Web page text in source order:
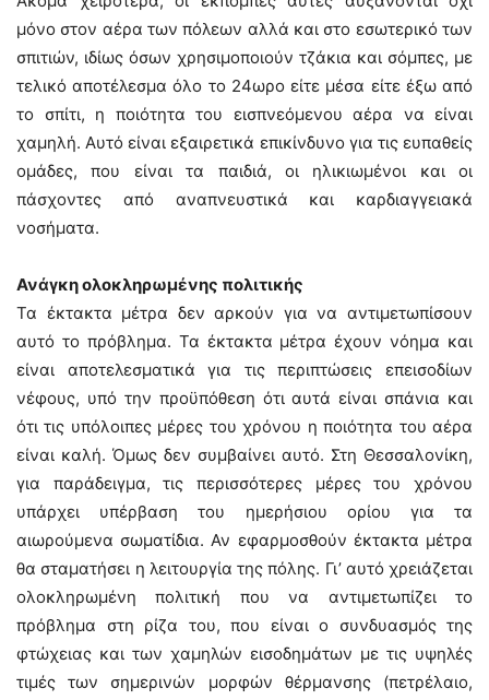
μόνο στον αέρα των πόλεων αλλά και στο εσωτερικό των
σπιτιών, ιδίως όσων χρησιμοποιούν τζάκια και σόμπες, με
τελικό αποτέλεσμα όλο το 24ωρο είτε μέσα είτε έξω από
το σπίτι, η ποιότητα του εισπνεόμενου αέρα να είναι
χαμηλή. Αυτό είναι εξαιρετικά επικίνδυνο για τις ευπαθείς
ομάδες, που είναι τα παιδιά, οι ηλικιωμένοι και οι
πάσχοντες από αναπνευστικά και καρδιαγγειακά
νοσήματα.
Ανάγκη ολοκληρωμένης πολιτικής
Τα έκτακτα μέτρα δεν αρκούν για να αντιμετωπίσουν
αυτό το πρόβλημα. Τα έκτακτα μέτρα έχουν νόημα και
είναι αποτελεσματικά για τις περιπτώσεις επεισοδίων
νέφους, υπό την προϋπόθεση ότι αυτά είναι σπάνια και
ότι τις υπόλοιπες μέρες του χρόνου η ποιότητα του αέρα
είναι καλή. Όμως δεν συμβαίνει αυτό. Στη Θεσσαλονίκη,
για παράδειγμα, τις περισσότερες μέρες του χρόνου
υπάρχει υπέρβαση του ημερήσιου ορίου για τα
αιωρούμενα σωματίδια. Αν εφαρμοσθούν έκτακτα μέτρα
θα σταματήσει η λειτουργία της πόλης. Γι’ αυτό χρειάζεται
ολοκληρωμένη πολιτική που να αντιμετωπίζει το
πρόβλημα στη ρίζα του, που είναι ο συνδυασμός της
φτώχειας και των χαμηλών εισοδημάτων με τις υψηλές
τιμές των σημερινών μορφών θέρμανσης (πετρέλαιο,